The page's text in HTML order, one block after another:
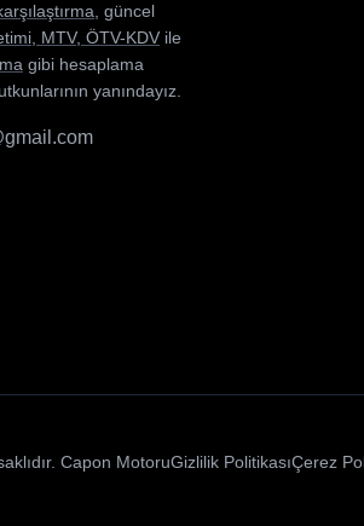
, güncel
MTV, ÖTV-KDV ile
gibi hesaplama
yanındayız.
Capon MotoruGizlilik PolitikasıÇerez